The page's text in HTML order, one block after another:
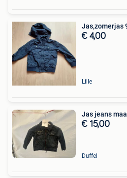
Jas,zomerjas
€ 4,00
Lille
Jas jeans
€ 15,00
Duffel